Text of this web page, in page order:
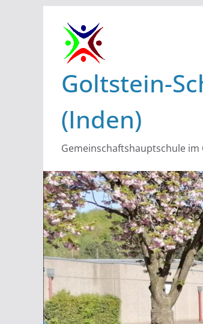
Inhalt
springen
Goltstein-
(Inden)
Gemeinschaftshauptschule im